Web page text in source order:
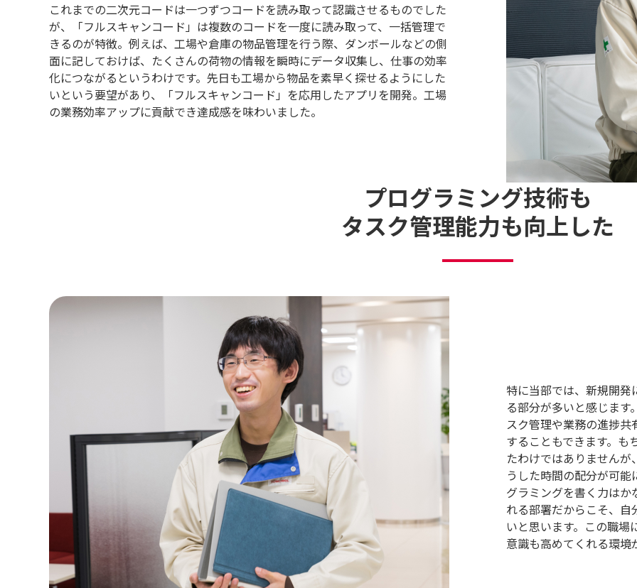
これまでの二次元コードは一つずつコードを読み取って認識させるものでした
が、「フルスキャンコード」は複数のコードを一度に読み取って、一括管理で
きるのが特徴。例えば、工場や倉庫の物品管理を行う際、ダンボールなどの側
面に記しておけば、たくさんの荷物の情報を瞬時にデータ収集し、仕事の効率
化につながるというわけです。先日も工場から物品を素早く探せるようにした
いという要望があり、「フルスキャンコード」を応用したアプリを開発。工場
の業務効率アップに貢献でき達成感を味わいました。
プログラミング技術も
タスク管理能力も向上した
特に当部では、新規開
る部分が多いと感じま
スク管理や業務の進捗
することもできます。も
たわけではありません
うした時間の配分が可
グラミングを書く力はか
れる部署だからこそ、
いと思います。この職
意識も高めてくれる環境